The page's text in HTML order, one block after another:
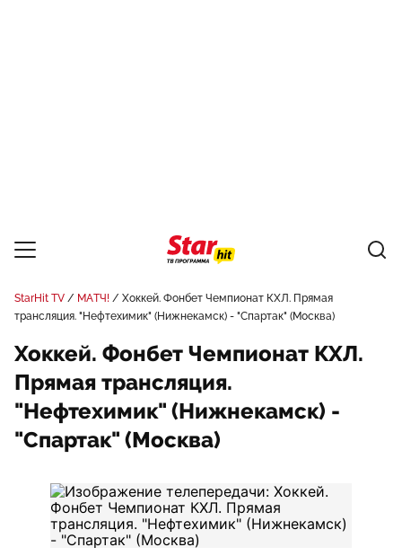
StarHit TV МАТЧ!
Хоккей. Фонбет Чемпионат КХЛ. Прямая
трансляция. "Нефтехимик" (Нижнекамск) - "Спартак" (Москва)
Хоккей. Фонбет Чемпионат КХЛ.
Прямая трансляция.
"Нефтехимик" (Нижнекамск) -
"Спартак" (Москва)